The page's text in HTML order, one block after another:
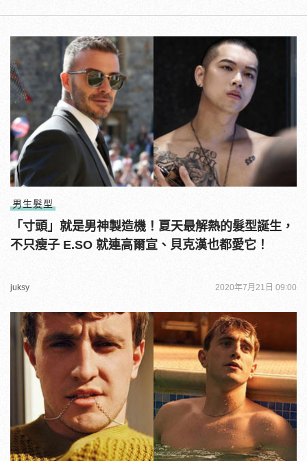
男生髮型
「寸頭」就是男神製造機！夏天最解熱的髮型誕生，
不只瘦子 E.SO 就連高爾宣、貝克漢也都愛它！
juksy 2020年7月21日 09:00